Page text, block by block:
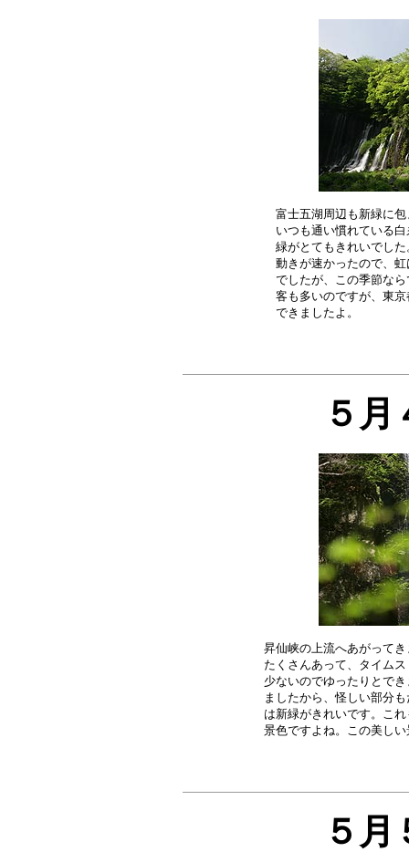
富士五湖周辺も新緑に包
いつも通い慣れている
緑がとてもきれいでし
動きが速かったので、
でしたが、この季節な
客も多いのですが、東
５月
昇仙峡の上流へあがって
たくさんあって、タイム
少ないのでゆったりとで
ましたから、怪しい部分
は新緑がきれいです。こ
５月